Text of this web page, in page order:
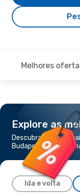
Melhores
Explore as
Descubra os voos
Budapeste para
Ida e volta